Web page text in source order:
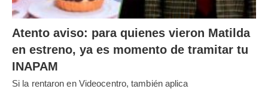
Atento aviso: para quienes vieron Matilda
en estreno, ya es momento de tramitar tu
INAPAM
Si la rentaron en Videocentro, también aplica